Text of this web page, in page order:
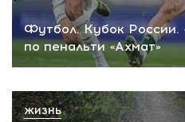
Футбол. Кубок России.
по пенальти «Ахмат»
ЖИЗНЬ